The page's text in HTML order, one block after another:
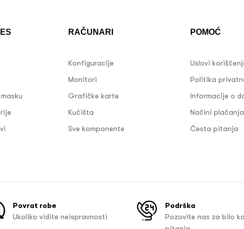
RAČUNARI
Konfiguracije
Monitori
Grafičke karte
Kućišta
Sve komponente
POMOĆ
Uslovi
Politika
Informacije o
Načini plaćanja
Česta pitanja
Povrat robe
Ukoliko vidite neispravnosti
Podrška
Pozovite nas za bilo